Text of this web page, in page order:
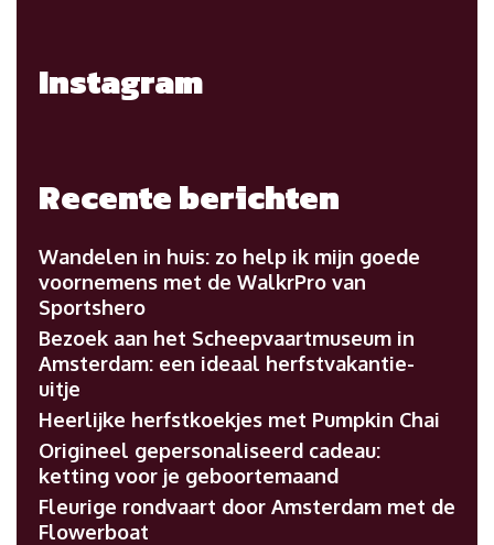
Instagram
Recente berichten
Wandelen in huis: zo help ik mijn goede
voornemens met de WalkrPro van
Sportshero
Bezoek aan het Scheepvaartmuseum in
Amsterdam: een ideaal herfstvakantie-
uitje
Heerlijke herfstkoekjes met Pumpkin Chai
Origineel gepersonaliseerd cadeau:
ketting voor je geboortemaand
Fleurige rondvaart door Amsterdam met de
Flowerboat